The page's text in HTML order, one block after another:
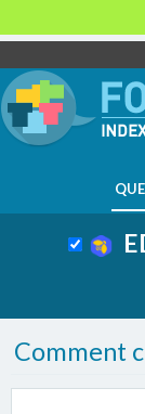
Comment